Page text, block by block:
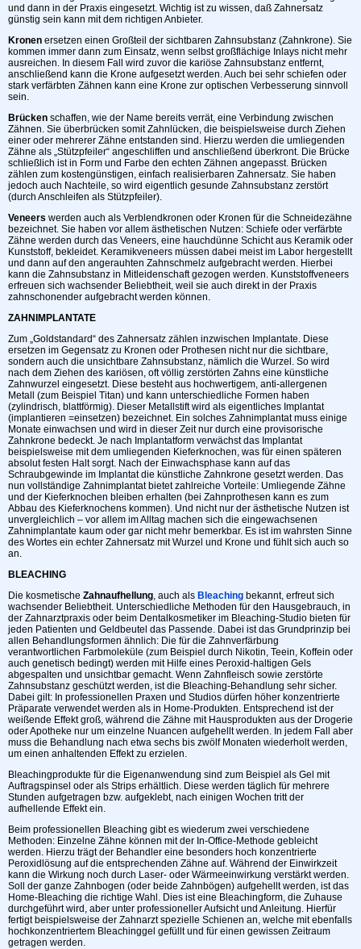
und dann in der Praxis eingesetzt. Wichtig ist zu wissen, daß Zahnersatz
günstig sein kann mit dem richtigen Anbieter.
Kronen ersetzen einen Großteil der sichtbaren Zahnsubstanz (Zahnkrone). Sie
kommen immer dann zum Einsatz, wenn selbst großflächige Inlays nicht mehr
ausreichen. In diesem Fall wird zuvor die kariöse Zahnsubstanz entfernt,
anschließend kann die Krone aufgesetzt werden. Auch bei sehr schiefen oder
stark verfärbten Zähnen kann eine Krone zur optischen Verbesserung sinnvoll
sein.
Brücken schaffen, wie der Name bereits verrät, eine Verbindung zwischen
Zähnen. Sie überbrücken somit Zahnlücken, die beispielsweise durch Ziehen
einer oder mehrerer Zähne entstanden sind. Hierzu werden die umliegenden
Zähne als „Stützpfeiler“ angeschliffen und anschließend überkront. Die Brücke
schließlich ist in Form und Farbe den echten Zähnen angepasst. Brücken
zählen zum kostengünstigen, einfach realisierbaren Zahnersatz. Sie haben
jedoch auch Nachteile, so wird eigentlich gesunde Zahnsubstanz zerstört
(durch Anschleifen als Stützpfeiler).
Veneers werden auch als Verblendkronen oder Kronen für die Schneidezähne
bezeichnet. Sie haben vor allem ästhetischen Nutzen: Schiefe oder verfärbte
Zähne werden durch das Veneers, eine hauchdünne Schicht aus Keramik oder
Kunststoff, bekleidet. Keramikveneers müssen dabei meist im Labor hergestellt
und dann auf den angerauhten Zahnschmelz aufgebracht werden. Hierbei
kann die Zahnsubstanz in Mitleidenschaft gezogen werden. Kunststoffveneers
erfreuen sich wachsender Beliebtheit, weil sie auch direkt in der Praxis
zahnschonender aufgebracht werden können.
ZAHNIMPLANTATE
Zum „Goldstandard“ des Zahnersatz zählen inzwischen Implantate. Diese
ersetzen im Gegensatz zu Kronen oder Prothesen nicht nur die sichtbare,
sondern auch die unsichtbare Zahnsubstanz, nämlich die Wurzel. So wird
nach dem Ziehen des kariösen, oft völlig zerstörten Zahns eine künstliche
Zahnwurzel eingesetzt. Diese besteht aus hochwertigem, anti-allergenen
Metall (zum Beispiel Titan) und kann unterschiedliche Formen haben
(zylindrisch, blattförmig). Dieser Metallstift wird als eigentliches Implantat
(implantieren =einsetzen) bezeichnet. Ein solches Zahnimplantat muss einige
Monate einwachsen und wird in dieser Zeit nur durch eine provisorische
Zahnkrone bedeckt. Je nach Implantatform verwächst das Implantat
beispielsweise mit dem umliegenden Kieferknochen, was für einen späteren
absolut festen Halt sorgt. Nach der Einwachsphase kann auf das
Schraubgewinde im Implantat die künstliche Zahnkrone gesetzt werden. Das
nun vollständige Zahnimplantat bietet zahlreiche Vorteile: Umliegende Zähne
und der Kieferknochen bleiben erhalten (bei Zahnprothesen kann es zum
Abbau des Kieferknochens kommen). Und nicht nur der ästhetische Nutzen ist
unvergleichlich – vor allem im Alltag machen sich die eingewachsenen
Zahnimplantate kaum oder gar nicht mehr bemerkbar. Es ist im wahrsten Sinne
des Wortes ein echter Zahnersatz mit Wurzel und Krone und fühlt sich auch so
an.
BLEACHING
Die kosmetische Zahnaufhellung , auch als Bleaching bekannt, erfreut sich
wachsender Beliebtheit. Unterschiedliche Methoden für den Hausgebrauch, in
der Zahnarztpraxis oder beim Dentalkosmetiker im Bleaching-Studio bieten für
jeden Patienten und Geldbeutel das Passende. Dabei ist das Grundprinzip bei
allen Behandlungsformen ähnlich: Die für die Zahnverfärbung
verantwortlichen Farbmoleküle (zum Beispiel durch Nikotin, Teein, Koffein oder
auch genetisch bedingt) werden mit Hilfe eines Peroxid-haltigen Gels
abgespalten und unsichtbar gemacht. Wenn Zahnfleisch sowie zerstörte
Zahnsubstanz geschützt werden, ist die Bleaching-Behandlung sehr sicher.
Dabei gilt: In professionellen Praxen und Studios dürfen höher konzentrierte
Präparate verwendet werden als in Home-Produkten. Entsprechend ist der
weißende Effekt groß, während die Zähne mit Hausprodukten aus der Drogerie
oder Apotheke nur um einzelne Nuancen aufgehellt werden. In jedem Fall aber
muss die Behandlung nach etwa sechs bis zwölf Monaten wiederholt werden,
um einen anhaltenden Effekt zu erzielen.
Bleachingprodukte für die Eigenanwendung sind zum Beispiel als Gel mit
Auftragspinsel oder als Strips erhältlich. Diese werden täglich für mehrere
Stunden aufgetragen bzw. aufgeklebt, nach einigen Wochen tritt der
aufhellende Effekt ein.
Beim professionellen Bleaching gibt es wiederum zwei verschiedene
Methoden: Einzelne Zähne können mit der In-Office-Methode gebleicht
werden. Hierzu trägt der Behandler eine besonders hoch konzentrierte
Peroxidlösung auf die entsprechenden Zähne auf. Während der Einwirkzeit
kann die Wirkung noch durch Laser- oder Wärmeeinwirkung verstärkt werden.
Soll der ganze Zahnbogen (oder beide Zahnbögen) aufgehellt werden, ist das
Home-Bleaching die richtige Wahl. Dies ist eine Bleachingform, die Zuhause
durchgeführt wird, aber unter professioneller Aufsicht und Anleitung. Hierfür
fertigt beispielsweise der Zahnarzt spezielle Schienen an, welche mit ebenfalls
hochkonzentriertem Bleachinggel gefüllt und für einen gewissen Zeitraum
getragen werden.